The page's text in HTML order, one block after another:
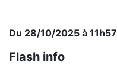
Du 28/10/2025 à 11h57
Flash info